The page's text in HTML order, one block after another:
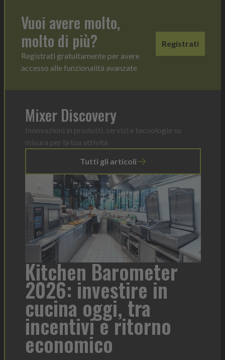
Vuoi avere molto,
molto di più?
Registrati gratuitamente per avere
accesso alle funzionalità avanzate
Registrati
Mixer Discovery
Innovazioni in prodotti, servizi e tecnologie su
misura per la tua attività
Tutti gli articoli
Kitchen Barometer
2026: investire in
cucina oggi, tra
incentivi e ritorno
economico